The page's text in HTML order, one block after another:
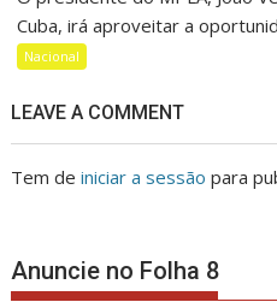
Cuba, irá aproveitar a
Nacional
LEAVE A COMMENT
Tem deiniciar a sessão para
Anuncie no Folha 8